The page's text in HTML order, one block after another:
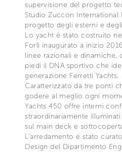
supervisione del progetto
Studio Zuccon
progetto degli esterni e
Lo yacht è stato costruito
Forlì inaugurato a inizio
linee razionali e dinamiche,
piedi il DNA sportivo che
generazione Ferretti Yachts.
Caratterizzato da tre ponti
godere al meglio ogni
Yachts 450 offre interni
straordinariamente
sul main deck e
L’arredamento è stato
Design del Dipartimento